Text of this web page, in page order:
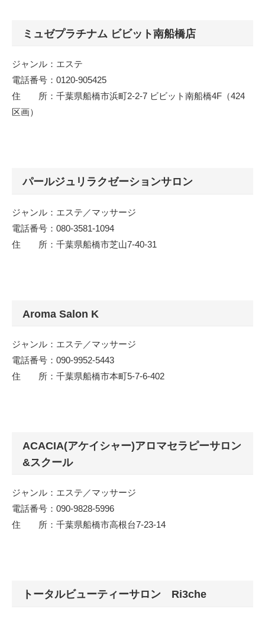
ミュゼプラチナム ビビット南船橋店
ジャンル：エステ
電話番号：0120-905425
住 所：千葉県船橋市浜町2-2-7 ビビット南船橋4F（424
区画）
パールジュリラクゼーションサロン
ジャンル：エステ／マッサージ
電話番号：080-3581-1094
住 所：千葉県船橋市芝山7-40-31
Aroma Salon K
ジャンル：エステ／マッサージ
電話番号：090-9952-5443
住 所：千葉県船橋市本町5-7-6-402
ACACIA(アケイシャー)アロマセラピーサロン
&スクール
ジャンル：エステ／マッサージ
電話番号：090-9828-5996
住 所：千葉県船橋市高根台7-23-14
トータルビューティーサロン Ri3che